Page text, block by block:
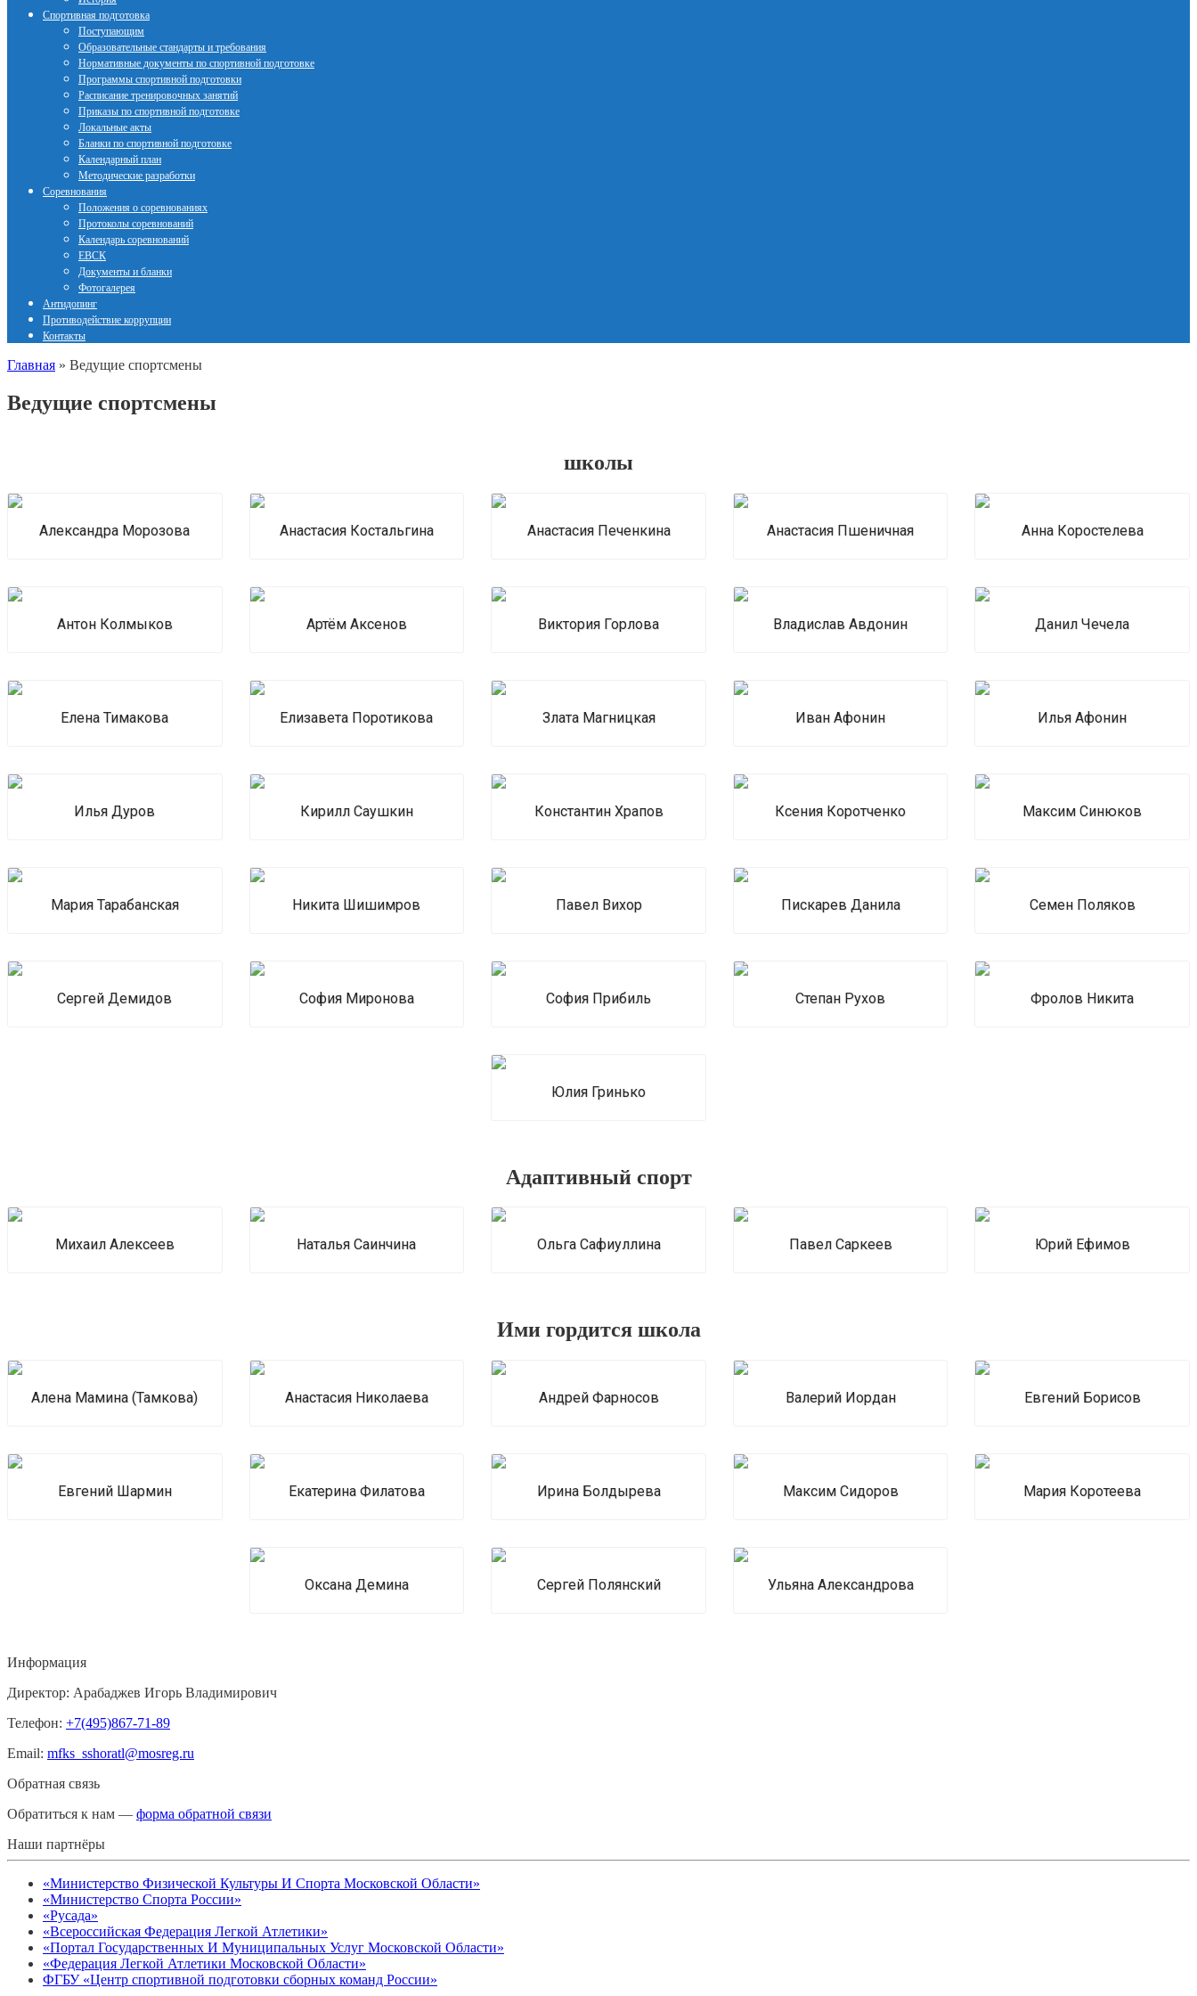
Спортивная подготовка
Поступающим
Образовательные стандарты и требования
Нормативные документы по спортивной подготовке
Программы спортивной подготовки
Расписание тренировочных занятий
Приказы по спортивной подготовке
Локальные акты
Бланки по спортивной подготовке
Календарный план
Методические разработки
Соревнования
Положения о соревнованиях
Протоколы соревнований
Календарь соревнований
ЕВСК
Документы и бланки
Фотогалерея
Антидопинг
Противодействие коррупции
Контакты
Главная » Ведущие спортсмены
Ведущие спортсмены
школы
Александра Морозова Анастасия Костальгина Анастасия Печенкина Анастасия Пшеничная Анна Коростелева
Антон Колмыков Артём Аксенов Виктория Горлова Владислав Авдонин Данил Чечела
Елена Тимакова Елизавета Поротикова Злата Магницкая Иван Афонин Илья Афонин
Илья Дуров Кирилл Саушкин Константин Храпов Ксения Коротченко Максим Синюков
Мария Тарабанская Никита Шишимров Павел Вихор Пискарев Данила Семен Поляков
Сергей Демидов София Миронова София Прибиль Степан Рухов Фролов Никита
Юлия Гринько
Адаптивный спорт
Михаил Алексеев Наталья Саинчина Ольга Сафиуллина Павел Саркеев Юрий Ефимов
Ими гордится школа
Алена Мамина (Тамкова) Анастасия Николаева Андрей Фарносов Валерий Иордан Евгений Борисов
Евгений Шармин Екатерина Филатова Ирина Болдырева Максим Сидоров Мария Коротеева
Оксана Демина Сергей Полянский Ульяна Александрова
Информация
Директор: Арабаджев Игорь Владимирович
Телефон: +7(495)867-71-89
Email: mfks_sshoratl@mosreg.ru
Обратная связь
Обратиться к нам — форма обратной связи
Наши партнёры
«Министерство Физической Культуры И Спорта Московской Области»
«Министерство Спорта России»
«Русада»
«Всероссийская Федерация Легкой Атлетики»
«Портал Государственных И Муниципальных Услуг Московской Области»
«Федерация Легкой Атлетики Московской Области»
ФГБУ «Центр спортивной подготовки сборных команд России»